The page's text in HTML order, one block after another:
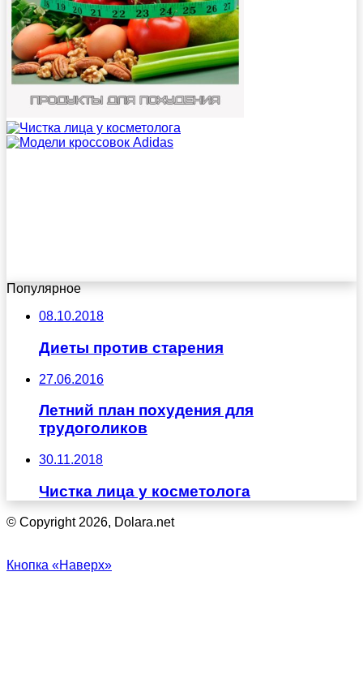
Популярное
08.10.2018
Диеты против старения
27.06.2016
Летний план похудения для
трудоголиков
30.11.2018
Чистка лица у косметолога
© Copyright 2026, Dolara.net
Кнопка «Наверх»